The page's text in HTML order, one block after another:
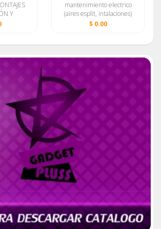
Clima//Split//Técnico
Y
a
mantenimiento electrico
(aires esplit, intalaciones)
$ 0.00